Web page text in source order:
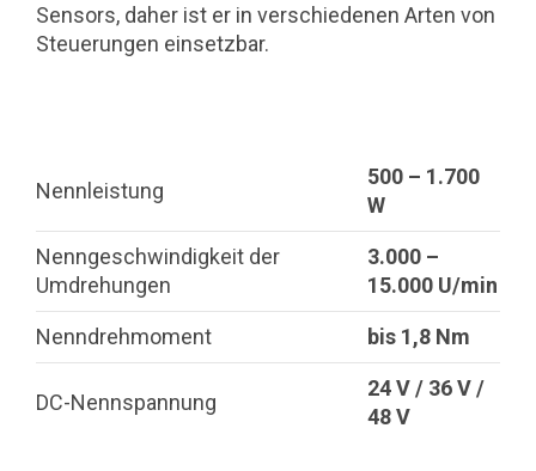
Sensors, daher ist er in verschiedenen Arten von
Steuerungen einsetzbar.
Nennleistung
500 – 1.700
W
Nenngeschwindigkeit der
Umdrehungen
3.000 –
15.000 U/min
Nenndrehmoment bis 1,8 Nm
DC-Nennspannung
24 V / 36 V /
48 V